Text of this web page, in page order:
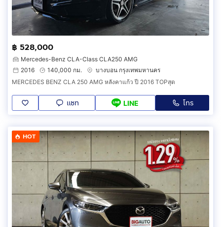
฿ 528,000
Mercedes-Benz CLA-Class CLA250 AMG
2016
140,000 กม.
บางบอน กรุงเทพมหานคร
MERCEDES BENZ CLA 250 AMG หลังคาแก้ว ปี 2016 TOPสุด
แชท LINE โทร
HOT